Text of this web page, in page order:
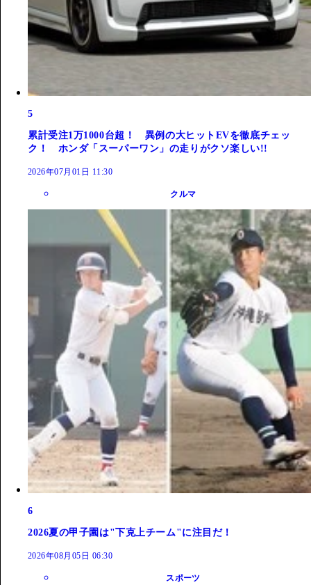
5
累計受注1万1000台超！ 異例の大ヒットEVを徹底チェッ
ク！ ホンダ「スーパーワン」の走りがクソ楽しい!!
2026年07月01日 11:30
クルマ
6
2026夏の甲子園は"下克上チーム"に注目だ！
2026年08月05日 06:30
スポーツ